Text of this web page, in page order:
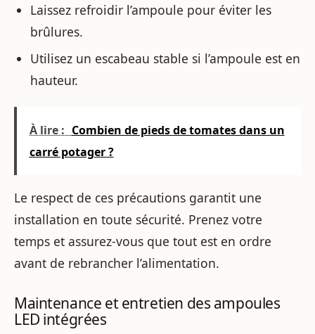
Laissez refroidir l’ampoule pour éviter les
brûlures.
Utilisez un escabeau stable si l’ampoule est en
hauteur.
À lire : Combien de pieds de tomates dans un
carré potager ?
Le respect de ces précautions garantit une
installation en toute sécurité. Prenez votre
temps et assurez-vous que tout est en ordre
avant de rebrancher l’alimentation.
Maintenance et entretien des ampoules
LED intégrées